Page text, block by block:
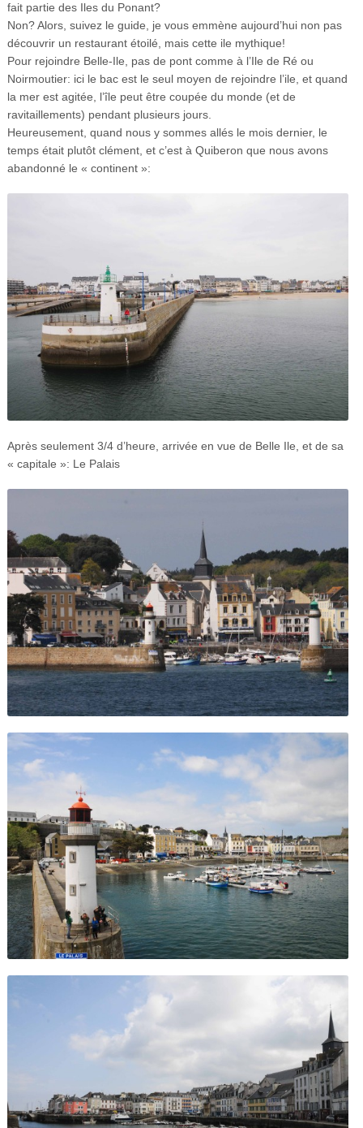
fait partie des Iles du Ponant?
Non? Alors, suivez le guide, je vous emmène aujourd’hui non pas
découvrir un restaurant étoilé, mais cette ile mythique!
Pour rejoindre Belle-Ile, pas de pont comme à l’Ile de Ré ou
Noirmoutier: ici le bac est le seul moyen de rejoindre l’ile, et quand
la mer est agitée, l’île peut être coupée du monde (et de
ravitaillements) pendant plusieurs jours.
Heureusement, quand nous y sommes allés le mois dernier, le
temps était plutôt clément, et c’est à Quiberon que nous avons
abandonné le « continent »:
Après seulement 3/4 d’heure, arrivée en vue de Belle Ile, et de sa
« capitale »: Le Palais